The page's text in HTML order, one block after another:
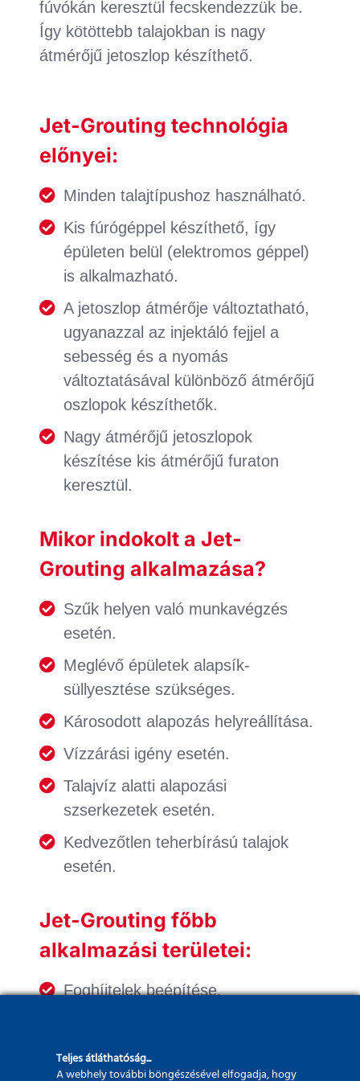
fúvókán keresztül fecskendezzük be.
Így kötöttebb talajokban is nagy
átmérőjű jetoszlop készíthető.
Jet-Grouting technológia
előnyei:
Minden talajtípushoz használható.
Kis fúrógéppel készíthető, így
épületen belül (elektromos géppel)
is alkalmazható.
A jetoszlop átmérője változtatható,
ugyanazzal az injektáló fejjel a
sebesség és a nyomás
változtatásával különböző átmérőjű
oszlopok készíthetők.
Nagy átmérőjű jetoszlopok
készítése kis átmérőjű furaton
keresztül.
Mikor indokolt a Jet-
Grouting alkalmazása?
Szűk helyen való munkavégzés
esetén.
Meglévő épületek alapsík-
süllyesztése szükséges.
Károsodott alapozás helyreállítása.
Vízzárási igény esetén.
Talajvíz alatti alapozási
szserkezetek esetén.
Kedvezőtlen teherbírású talajok
esetén.
Jet-Grouting főbb
alkalmazási területei:
Foghíjtelek beépítése.
Épületek utólagos
Teljes átláthatóság...
A webhely további böngészésével elfogadja, hogy